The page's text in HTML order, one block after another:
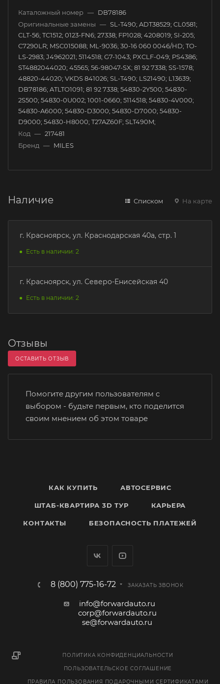
Каталожный номер — DB78186
Оригинальные замены — SL-T490; ADT38529; CL0581;
CLT-56; TC1512; 0123-FN6; 27338; FP1028; 4208019; SI-205;
C7290LR; MSC015088; ML-9036; 30-16 060 0046/HD; TO-
LS-2983; J4962021; 5114518; G7-1043; PXCLF-049; PS4386;
ST4882044020; 45565; 56-98047-SX; 81 92 7338; SS-1578;
48820-44020; VKDS 841026; SL-T490; LS21490; L13639;
DB78186; ATLTO1091; 81 92 7338; 54830-2Y500; 54830-
2S500; 54830-0U002; 1001-0660; 5114518; 54830-4V000;
54830-A6000; 54830-D3000; 54830-D7000; 54830-
D9000; 54830-H8000; T27AZ60F; SLT490M;
Код — 217481
Бренд — MILES
Наличие Списком На карте
г. Красноярск, ул. Краснодарская 40а, стр. 1
Есть в наличии: 2
г. Красноярск, ул. Северо-Енисейская 40
Есть в наличии: 2
Отзывы
ОСТАВИТЬ ОТЗЫВ
Помогите другим пользователям с
выбором - будьте первым, кто поделится
своим мнением об этом товаре
КАК КУПИТЬ АВТОСЕРВИС
ШТАБ-КВАРТИРА 3D ТУР КАРЬЕРА
КОНТАКТЫ БЕЗОПАСНОСТЬ ПЛАТЕЖЕЙ
8 (800) 775-16-72 ЗАКАЗАТЬ ЗВОНОК
info@forwardauto.ru
corp@forwardauto.ru
se@forwardauto.ru
ПОЛИТИКА КОНФИДЕНЦИАЛЬНОСТИ
ПОЛЬЗОВАТЕЛЬСКОЕ СОГЛАШЕНИЕ
ПРАВИЛА ПОЛЬЗОВАНИЯ ПОДАРОЧНЫМИ СЕРТИФИКАТАМИ